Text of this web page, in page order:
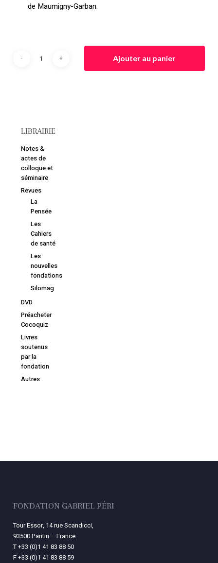
Retourner à la
de Maumigny-Garban.
Ajouter au panier
LIBRAIRIE
Notes &
actes de
colloque et
séminaire
Revues
La
Pensée
Les
Cahiers
de santé
Les
nouvelles
fondations
Silomag
DVD
Préacheter
Cocoquiz
Livres
soutenus
par la
fondation
Autres
FONDATION GABRIEL PÉRI
Tour Essor, 14 rue Scandicci,
93500 Pantin – France
T+33 (0)1 41 83 88 50
F+33 (0)1 41 83 88 59